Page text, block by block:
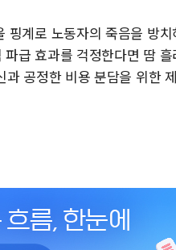
핑계로 노동자의 죽음을 방
급 효과를 걱정한다면 땀
과 공정한 비용 분담을 위한